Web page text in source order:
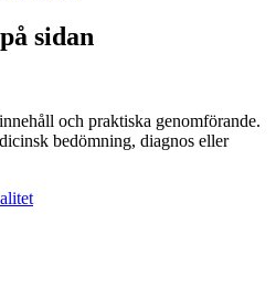
sidan
innehåll och praktiska genomförande.
bedömning, diagnos eller